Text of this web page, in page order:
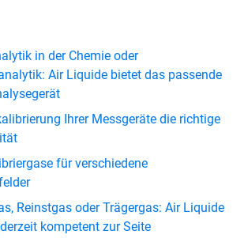
in der Chemie oder
Air Liquide bietet das passende
Ihrer Messgeräte die richtige
für verschiedene
Reinstgas oder Trägergas: Air Liquide
kompetent zur Seite